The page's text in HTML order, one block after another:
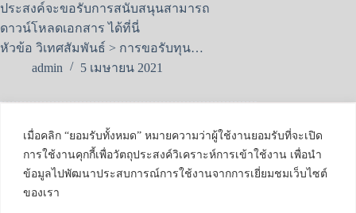
เมื่อคลิก “ยอมรับทั้งหมด” หมายความว่าผู้ใช้งานยอมรับที่จะเปิด
การใช้งานคุกกี้เพื่อวัตถุประสงค์วิเคราะห์การเข้าใช้งาน เพื่อนำ
ข้อมูลไปพัฒนาประสบการณ์การใช้งานจากการเยี่ยมชมเว็บไซต์
ของเรา
ประสงค์จะขอรับการสนับสนุนสามารถ
ดาวน์โหลดเอกสาร ได้ที่นี่
หัวข้อ วิเทศสัมพันธ์ > การขอรับทุน…
admin
5 เมษายน 2021
Entrepreneurship and
Knowledge Center
239 ถนนห้วยแก้ว